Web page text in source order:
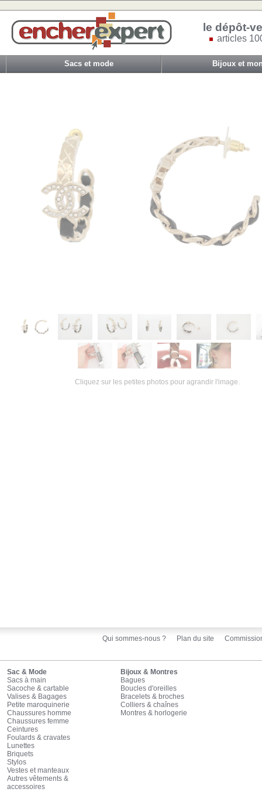
le dépôt-
articles
Sacs et mode Bijoux et
Cliquez sur les petites photos pour agrandir l'image.
Qui sommes-nous ? Plan du site
Sac & Mode
Sacs à main
Sacoche & cartable
Valises & Bagages
Petite maroquinerie
Chaussures homme
Chaussures femme
Ceintures
Foulards & cravates
Lunettes
Briquets
Stylos
Vestes et manteaux
Autres vêtements &
accessoires
Bijoux & Montres
Bagues
Boucles d'oreilles
Bracelets & broches
Colliers & chaînes
Montres & horlogerie